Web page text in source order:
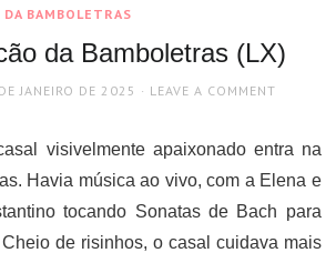
BAMBOLETRAS
da Bamboletras (LX)
JANEIRO DE 2025 LEAVE A COMMENT
visivelmente apaixonado entra na
Havia música ao vivo, com a Elena e
tocando Sonatas de Bach para
de risinhos, o casal cuidava mais